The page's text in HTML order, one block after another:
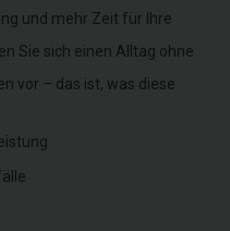
und mehr Zeit für Ihre
Sie sich einen Alltag ohne
vor – das ist, was diese